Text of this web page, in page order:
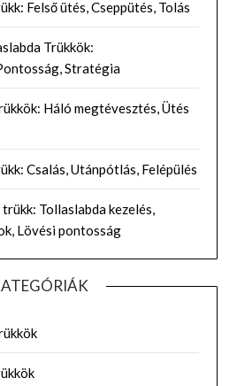
Felső ütés, Cseppütés, Tolás
Trükkök:
Stratégia
Háló megtévesztés, Ütés
Csalás, Utánpótlás, Felépülés
Tollaslabda kezelés,
Lövési pontosság